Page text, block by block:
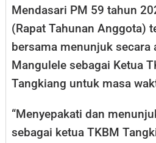
Mendasari PM 59 tahun
(Rapat Tahunan Anggota)
bersama menunjuk secara
Mangulele sebagai Ketua
Tangkiang untuk masa
“Menyepakati dan
sebagai ketua TKBM